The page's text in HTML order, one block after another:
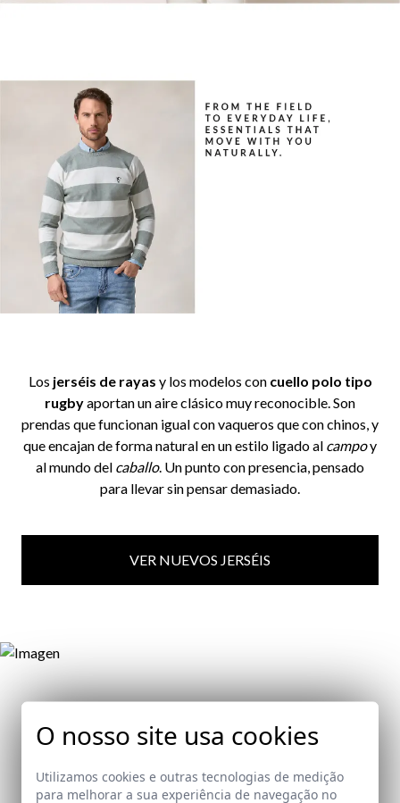
Los jerséis de rayas y los modelos con cuello polo tipo
rugbyaportan un aire clásico muy reconocible. Son
prendas que funcionan igual con vaqueros que con chinos, y
que encajan de forma natural en un estilo ligado al campoy
al mundo del caballo. Un punto con presencia, pensado
para llevar sin pensar demasiado.
VER NUEVOS JERSÉIS
Las nuevascamisas garment dyedtraen un colorido muy
Garment dyedsignifica que la prenda se tiñe ya
O nosso site usa cookies
Utilizamos cookies e outras tecnologias de medição
para melhorar a sua experiência de navegação no